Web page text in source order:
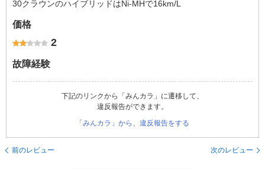
30クラウンのハイブリッドはNi-MHで16km/L
価格
2
故障経験
下記のリンクから「みんカラ」に遷移して、
違反報告ができます。
「みんカラ」から、違反報告をする
前のレビュー 次のレビュー